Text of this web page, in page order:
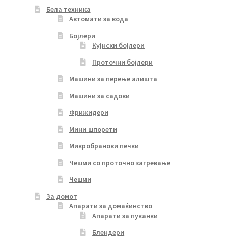
Бела техника
Автомати за вода
Бојлери
Кујнски бојлери
Проточни бојлери
Машини за перење алишта
Машини за садови
Фрижидери
Мини шпорети
Микробранови печки
Чешми со проточно загревање
Чешми
За домот
Апарати за домаќинство
Апарати за пуканки
Блендери